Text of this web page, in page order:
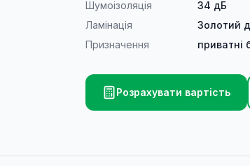
Шумоізоляція
34 дБ
Ламінація
Золотий
Призначення
приватні
Розрахувати вартість